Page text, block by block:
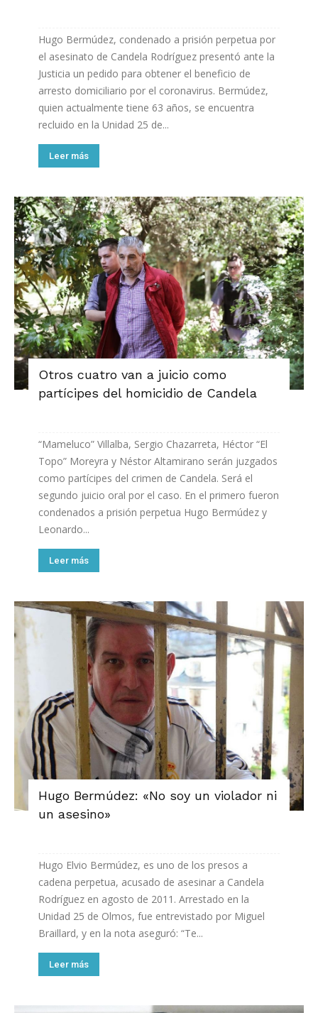
Hugo Bermúdez, condenado a prisión perpetua por
el asesinato de Candela Rodríguez presentó ante la
Justicia un pedido para obtener el beneficio de
arresto domiciliario por el coronavirus. Bermúdez,
quien actualmente tiene 63 años, se encuentra
recluido en la Unidad 25 de...
Leer más
Otros cuatro van a juicio como
partícipes del homicidio de Candela
“Mameluco” Villalba, Sergio Chazarreta, Héctor “El
Topo” Moreyra y Néstor Altamirano serán juzgados
como partícipes del crimen de Candela. Será el
segundo juicio oral por el caso. En el primero fueron
condenados a prisión perpetua Hugo Bermúdez y
Leonardo...
Leer más
Hugo Bermúdez: «No soy un violador ni
un asesino»
Hugo Elvio Bermúdez, es uno de los presos a
cadena perpetua, acusado de asesinar a Candela
Rodríguez en agosto de 2011. Arrestado en la
Unidad 25 de Olmos, fue entrevistado por Miguel
Braillard, y en la nota aseguró: “Te...
Leer más